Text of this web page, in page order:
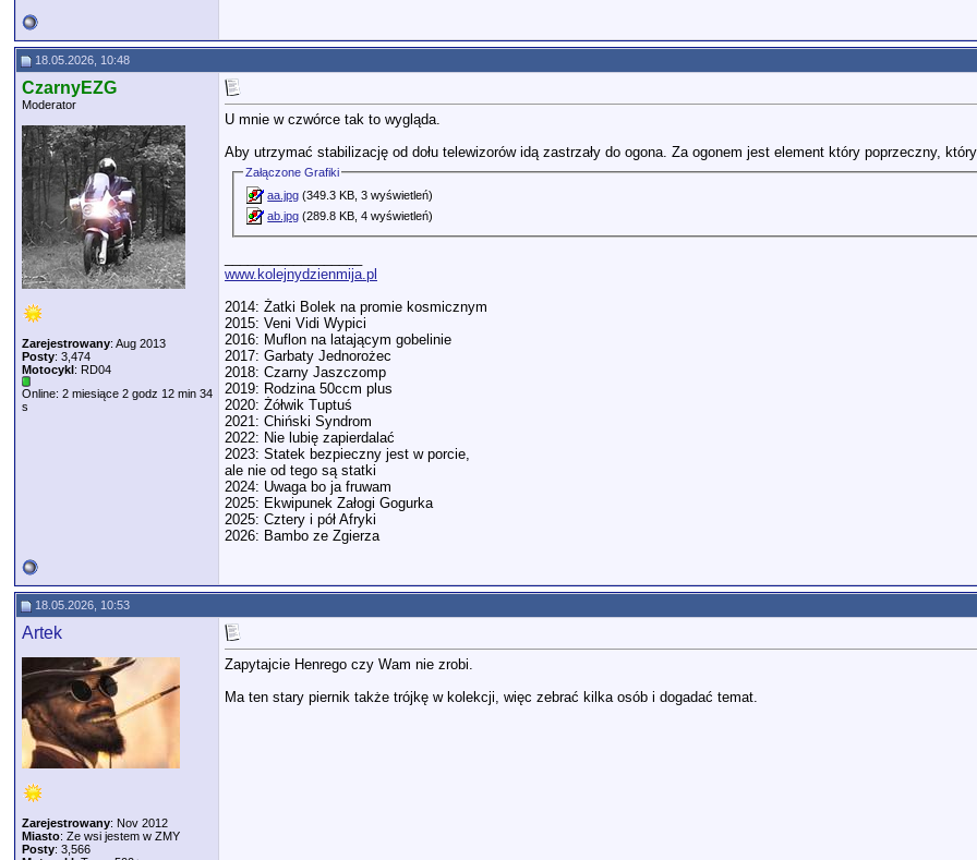
18.05.2026, 10:48
CzarnyEZG
Moderator
Zarejestrowany: Aug 2013
Posty: 3,474
Motocykl: RD04
Online: 2 miesiące 2 godz 12 min 34
s
U mnie w czwórce tak to wygląda.
Aby utrzymać stabilizację od dołu telewizorów idą zastrzały do ogona. Za ogonem jest element który poprzeczny,
Załączone Grafiki
aa.jpg (349.3 KB, 3 wyświetleń)
ab.jpg (289.8 KB, 4 wyświetleń)
www.kolejnydzienmija.pl
2014: Żatki Bolek na promie kosmicznym
2015: Veni Vidi Wypici
2016: Muflon na latającym gobelinie
2017: Garbaty Jednorożec
2018: Czarny Jaszczomp
2019: Rodzina 50ccm plus
2020: Żółwik Tuptuś
2021: Chiński Syndrom
2022: Nie lubię zapierdalać
2023: Statek bezpieczny jest w porcie,
ale nie od tego są statki
2024: Uwaga bo ja fruwam
2025: Ekwipunek Załogi Gogurka
2025: Cztery i pół Afryki
2026: Bambo ze Zgierza
18.05.2026, 10:53
Artek
Zarejestrowany: Nov 2012
Miasto: Ze wsi jestem w ZMY
Posty: 3,566
Zapytajcie Henrego czy Wam nie zrobi.
Ma ten stary piernik także trójkę w kolekcji, więc zebrać kilka osób i dogadać temat.